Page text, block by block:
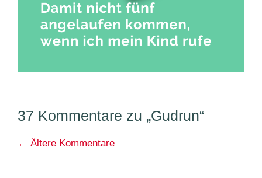
37 Kommentare zu „Gudrun“
Kommentarnavigation
← Ältere Kommentare